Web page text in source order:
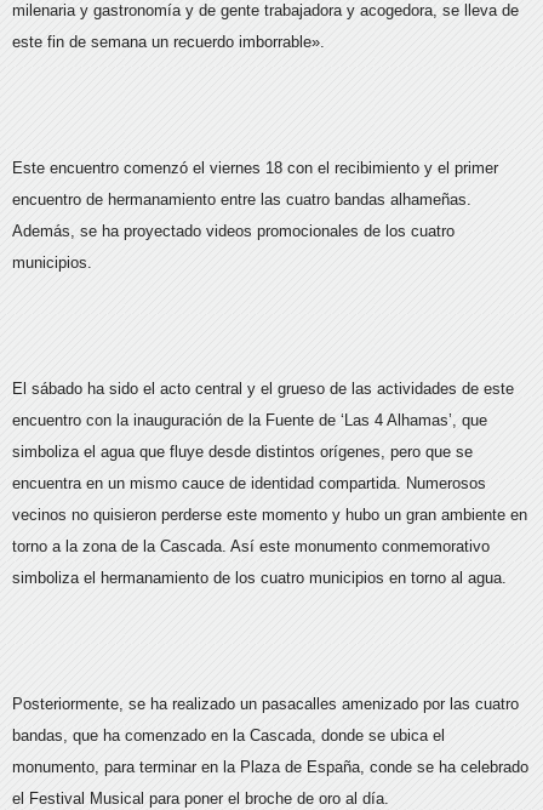
milenaria y gastronomía y de gente trabajadora y acogedora, se lleva de
este fin de semana un recuerdo imborrable».
Este encuentro comenzó el viernes 18 con el recibimiento y el primer
encuentro de hermanamiento entre las cuatro bandas alhameñas.
Además, se ha proyectado videos promocionales de los cuatro
municipios.
El sábado ha sido el acto central y el grueso de las actividades de este
encuentro con la inauguración de la Fuente de ‘Las 4 Alhamas’, que
simboliza el agua que fluye desde distintos orígenes, pero que se
encuentra en un mismo cauce de identidad compartida. Numerosos
vecinos no quisieron perderse este momento y hubo un gran ambiente en
torno a la zona de la Cascada. Así este monumento conmemorativo
simboliza el hermanamiento de los cuatro municipios en torno al agua.
Posteriormente, se ha realizado un pasacalles amenizado por las cuatro
bandas, que ha comenzado en la Cascada, donde se ubica el
monumento, para terminar en la Plaza de España, conde se ha celebrado
el Festival Musical para poner el broche de oro al día.